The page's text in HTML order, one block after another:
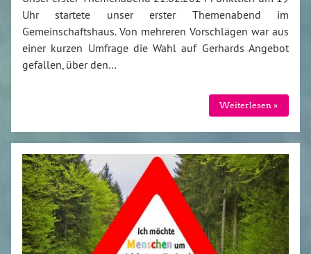
Uhr startete unser erster Themenabend im
Gemeinschaftshaus. Von mehreren Vorschlägen war aus
einer kurzen Umfrage die Wahl auf Gerhards Angebot
gefallen, über den…
Weiterlesen »